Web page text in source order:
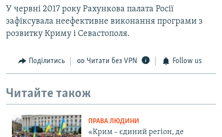
У червні 2017 року Рахункова палата Росії
зафіксувала неефективне виконання програми з
розвитку Криму і Севастополя.
Поділитись Читати без VPN Follow us
Читайте також
ПРАВА ЛЮДИНИ
«Крим – єдиний регіон, де